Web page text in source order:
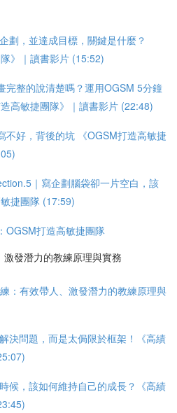
劃，並達成目標，關鍵是什麼？
》｜讀書影片 (15:52)
完整的說清楚嗎？運用OGSM 5分鐘
高敏捷團隊》｜讀書影片 (22:48)
不好，背後的坑 《OGSM打造高敏捷
｜寫企劃腦袋卻一片空白，該
捷團隊 (17:59)
OGSM打造高敏捷團隊
發潛力的教練原理與實務
：有效帶人、激發潛力的教練原理與
決問題，而是太侷限於框架！《高績
候，該如何維持自己的成長？《高績